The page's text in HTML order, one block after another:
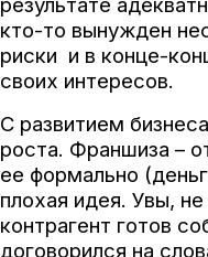
кто-то вынужден
риски и в конце-
своих интересов.
С развитием
роста. Франшиза –
ее формально
плохая идея. Увы,
контрагент готов
договорился на